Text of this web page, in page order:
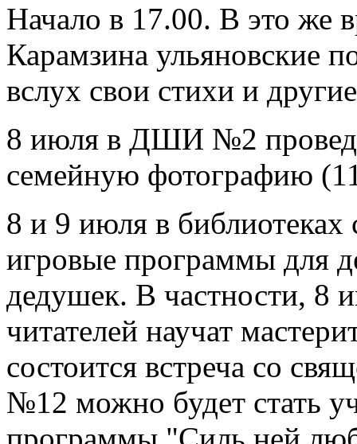
Начало в 17.00. В это же
Карамзина ульяновские
вслух свои стихи и
8 июля в ДШИ №2
семейную фотографию
8 и 9 июля в библиотеках
игровые программы для
дедушек. В частности, 8
читателей научат
состоится встреча со
№12 можно будет стать